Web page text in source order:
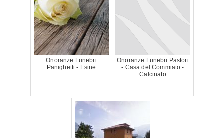
Onoranze Funebri
Panighetti - Esine
Onoranze Funebri Pastori
- Casa del Commiato -
Calcinato